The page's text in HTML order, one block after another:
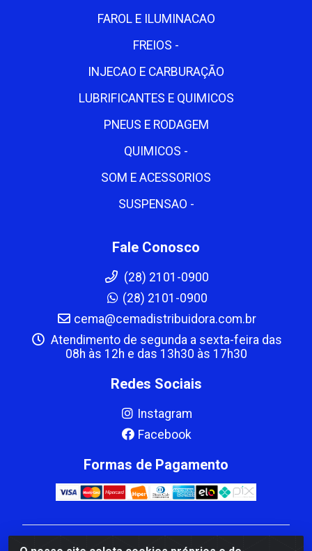
FAROL E ILUMINACAO
FREIOS -
INJECAO E CARBURAÇÃO
LUBRIFICANTES E QUIMICOS
PNEUS E RODAGEM
QUIMICOS -
SOM E ACESSORIOS
SUSPENSAO -
Fale Conosco
(28) 2101-0900
(28) 2101-0900
cema@cemadistribuidora.com.br
Atendimento de segunda a sexta-feira das
08h às 12h e das 13h30 às 17h30
Redes Sociais
Instagram
Facebook
Formas de Pagamento
CBP MACEDO COMERCIO PEÇAS LTDA Matriz - av